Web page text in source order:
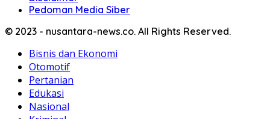
Pedoman Media Siber
© 2023 - nusantara-news.co. All Rights Reserved.
Bisnis dan Ekonomi
Otomotif
Pertanian
Edukasi
Nasional